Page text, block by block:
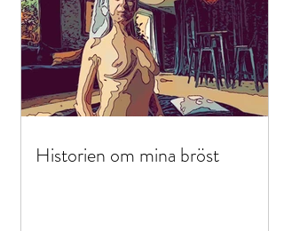
Historien om mina bröst